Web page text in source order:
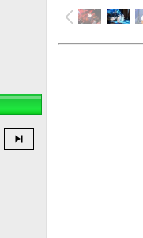
skip_next